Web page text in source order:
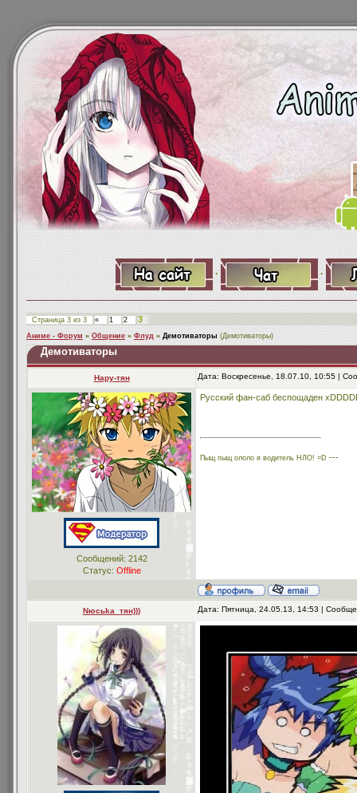
· ·
Страница 3 из 3 « 1 2 3
Аниме - Форум » Общение » Флуд » Демотиваторы (Демотиваторы)
Демотиваторы
Нару-тян Дата: Воскресенье, 18.07.10, 10:55 |
Сообщений: 2142
Статус: Offline
Русский фан-саб беспощаден
Пыщ пыщ ололо я водитель НЛО! =D ---
Nюсьkа_тян))) Дата: Пятница, 24.05.13, 14:53 |